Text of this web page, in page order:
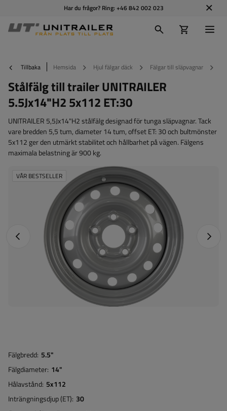
Har du frågor? Ring: +46 842 002 023
Tillbaka Hemsida Hjul fälgar däck Fälgar till släpvagnar
Stålfälg till trailer UNITRAILER
5.5Jx14"H2 5x112 ET:30
UNITRAILER 5,5Jx14"H2 stålfälg designad för tunga släpvagnar. Tack
vare bredden 5,5 tum, diameter 14 tum, offset ET: 30 och bultmönster
5x112 ger den utmärkt stabilitet och hållbarhet på vägen. Fälgens
maximala belastning är 900 kg.
Föregående foto Nästa
VÅR BESTSELLER
Fälgbredd 5.5"
Fälgdiameter 14"
Hålavstånd 5x112
Inträngningsdjup (ET) 30